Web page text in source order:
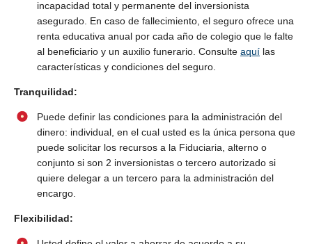
incapacidad total y permanente del inversionista
asegurado. En caso de fallecimiento, el seguro ofrece una
renta educativa anual por cada año de colegio que le falte
al beneficiario y un auxilio funerario. Consulte aquí las
características y condiciones del seguro.
Tranquilidad:
Puede definir las condiciones para la administración del
dinero: individual, en el cual usted es la única persona que
puede solicitar los recursos a la Fiduciaria, alterno o
conjunto si son 2 inversionistas o tercero autorizado si
quiere delegar a un tercero para la administración del
encargo.
Flexibilidad: